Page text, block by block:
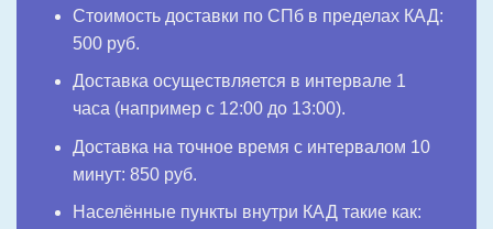
Стоимость доставки по СПб в пределах КАД:
500 руб.
Доставка осуществляется в интервале 1
часа (например с 12:00 до 13:00).
Доставка на точное время с интервалом 10
минут: 850 руб.
Населённые пункты внутри КАД такие как: